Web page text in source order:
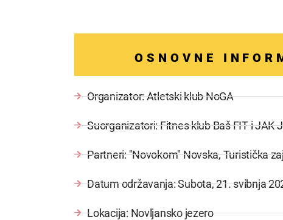
OSNOVNE
Organizator: Atletski klub NoGA
Suorganizatori: Fitnes klub Baš FIT i JAK
Partneri: "Novokom" Novska, Turistička
Datum održavanja: Subota, 21. svibnja
Lokacija: Novljansko jezero